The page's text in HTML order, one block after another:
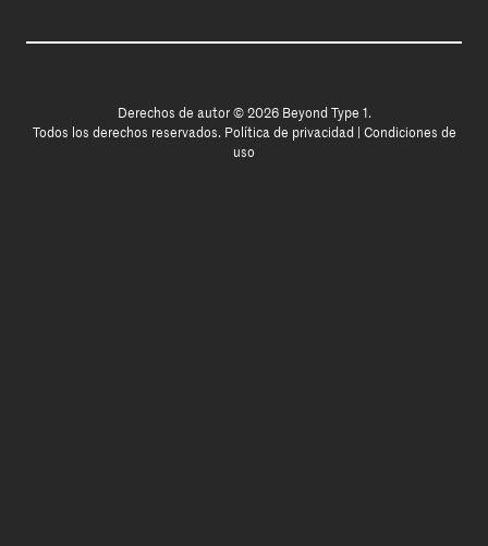
Derechos de autor © 2026 Beyond Type 1.
Todos los derechos reservados. Política de privacidad
Condiciones de
uso